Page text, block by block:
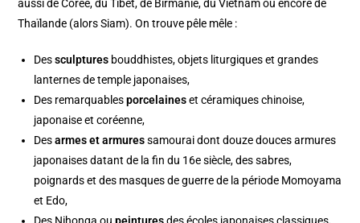
aussi de Corée, du Tibet, de Birmanie, du Vietnam ou encore de
Thaïlande (alors Siam). On trouve pêle mêle :
Dessculptures bouddhistes, objets liturgiques et grandes
lanternes de temple japonaises,
Des remarquablesporcelaineset céramiques chinoise,
japonaise et coréenne,
Desarmes et armuressamourai dont douze douces armures
japonaises datant de la fin du 16e siècle, des sabres,
poignards et des masques de guerre de la période Momoyama
et Edo,